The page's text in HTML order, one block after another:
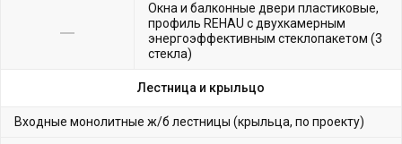
Окна и балконные двери пластиковые,
профиль REHAU с двухкамерным
энергоэффективным стеклопакетом (3
стекла)
Лестница и крыльцо
Входные монолитные ж/б лестницы (крыльца, по проекту)